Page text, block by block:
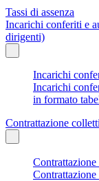
Tassi di assenza
Incarichi conferiti e
dirigenti)
Incarichi
Incarichi
in formato
Contrattazione